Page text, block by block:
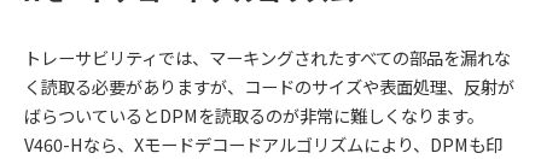
トレーサビリティでは、マーキングされたすべての部品を漏れな
く読取る必要がありますが、コードのサイズや表面処理、反射が
ばらついているとDPMを読取るのが非常に難しくなります。
V460-Hなら、Xモードデコードアルゴリズムにより、DPMも印